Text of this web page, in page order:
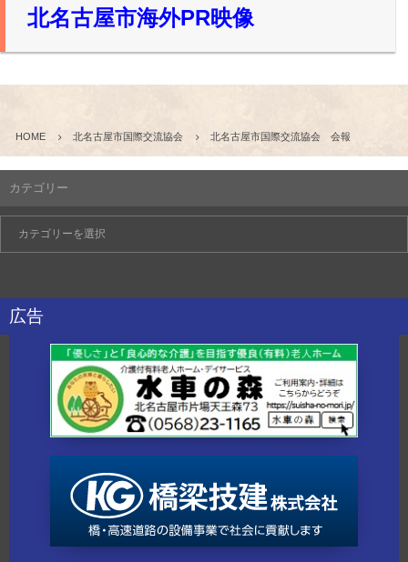
北名古屋市海外PR映像
HOME 北名古屋市国際交流協会 北名古屋市国際交流協会 会報
カテゴリー
広告